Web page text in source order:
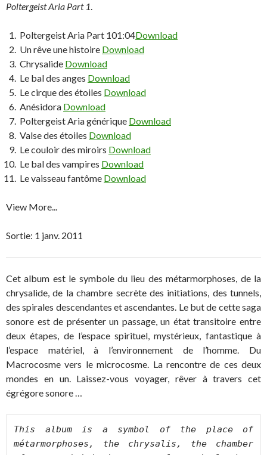
Poltergeist Aria Part 1.
Poltergeist Aria Part 101:04Download
Un rêve une histoire Download
Chrysalide Download
Le bal des anges Download
Le cirque des étoiles Download
Anésidora Download
Poltergeist Aria générique Download
Valse des étoiles Download
Le couloir des miroirs Download
Le bal des vampires Download
Le vaisseau fantôme Download
View More...
Sortie: 1 janv. 2011
Cet album est le symbole du lieu des métarmorphoses, de la
chrysalide, de la chambre secrète des initiations, des tunnels,
des spirales descendantes et ascendantes. Le but de cette saga
sonore est de présenter un passage, un état transitoire entre
deux étapes, de l’espace spirituel, mystérieux, fantastique à
l’espace matériel, à l’environnement de l’homme. Du
Macrocosme vers le microcosme. La rencontre de ces deux
mondes en un. Laissez-vous voyager, rêver à travers cet
égrégore sonore …
This album is a symbol of the place of
métarmorphoses, the chrysalis, the chamber